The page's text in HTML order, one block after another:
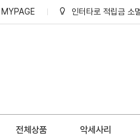
MYPAGE
인터타로 리뷰적립금
전체상품 악세사리